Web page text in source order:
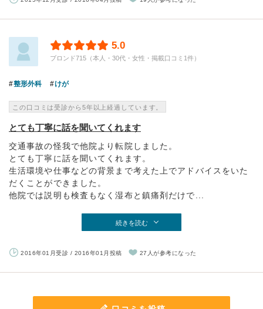
5.0
ブロンド715（本人・30代・女性・掲載口コミ1件）
整形外科 けが
この口コミは受診から5年以上経過しています。
とても丁寧に話を聞いてくれます
交通事故の怪我で他院より転院しました。
とても丁寧に話を聞いてくれます。
生活環境や仕事などの背景まで考えた上でアドバイスをいた
だくことができました。
他院では説明も検査もなく湿布と鎮痛剤だけで...
続きを読む
2016年01月受診 / 2016年01月投稿 27人が参考になった